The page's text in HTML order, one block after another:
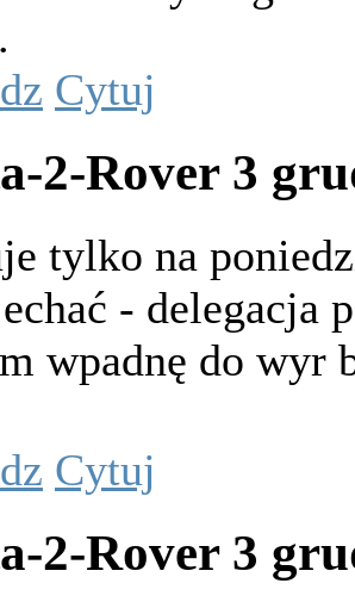
Cytuj
2-Rover 3
tylko na
- delegacja
wpadnę do wyr
Cytuj
2-Rover 3